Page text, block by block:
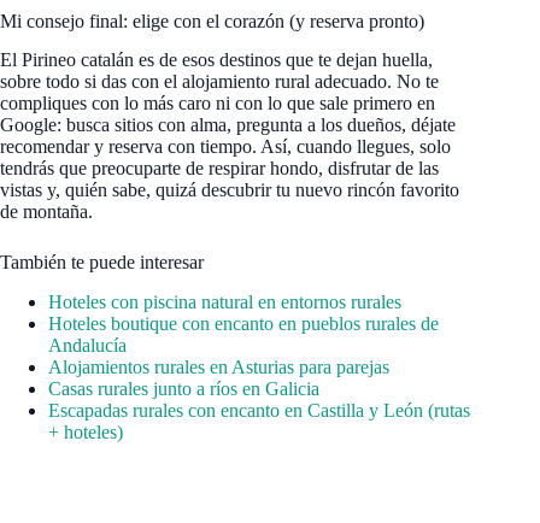
Mi consejo final: elige con el corazón (y reserva pronto)
El Pirineo catalán es de esos destinos que te dejan huella,
sobre todo si das con el alojamiento rural adecuado. No te
compliques con lo más caro ni con lo que sale primero en
Google: busca sitios con alma, pregunta a los dueños, déjate
recomendar y reserva con tiempo. Así, cuando llegues, solo
tendrás que preocuparte de respirar hondo, disfrutar de las
vistas y, quién sabe, quizá descubrir tu nuevo rincón favorito
de montaña.
También te puede interesar
Hoteles con piscina natural en entornos rurales
Hoteles boutique con encanto en pueblos rurales de
Andalucía
Alojamientos rurales en Asturias para parejas
Casas rurales junto a ríos en Galicia
Escapadas rurales con encanto en Castilla y León (rutas
+ hoteles)